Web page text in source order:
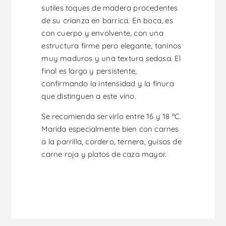
sutiles toques de madera procedentes
de su crianza en barrica. En boca, es
con cuerpo y envolvente, con una
estructura firme pero elegante, taninos
muy maduros y una textura sedosa. El
final es largo y persistente,
confirmando la intensidad y la finura
que distinguen a este vino.
Se recomienda servirlo entre 16 y 18 ºC.
Marida especialmente bien con carnes
a la parrilla, cordero, ternera, guisos de
carne roja y platos de caza mayor.